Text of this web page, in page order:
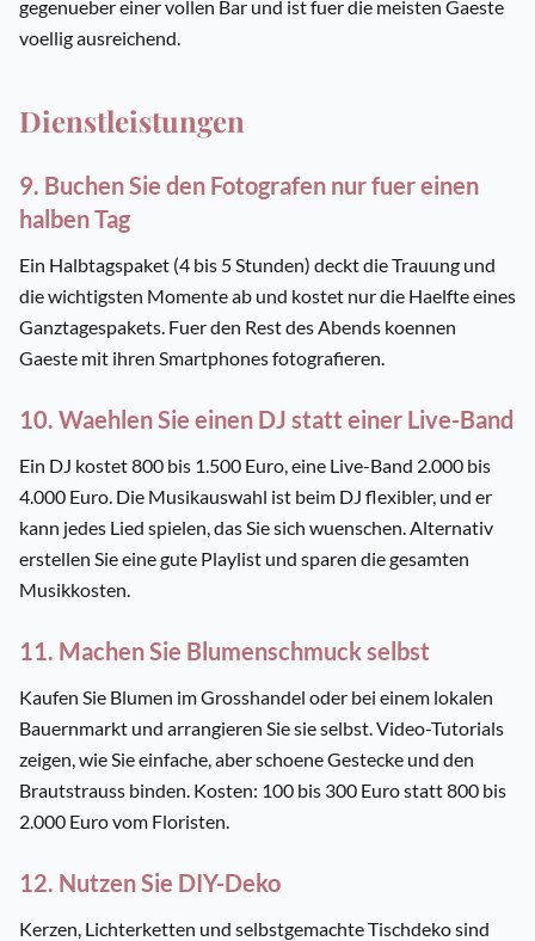
gegenueber einer vollen Bar und ist fuer die meisten Gaeste
voellig ausreichend.
Dienstleistungen
9. Buchen Sie den Fotografen nur fuer einen
halben Tag
Ein Halbtagspaket (4 bis 5 Stunden) deckt die Trauung und
die wichtigsten Momente ab und kostet nur die Haelfte eines
Ganztagespakets. Fuer den Rest des Abends koennen
Gaeste mit ihren Smartphones fotografieren.
10. Waehlen Sie einen DJ statt einer Live-Band
Ein DJ kostet 800 bis 1.500 Euro, eine Live-Band 2.000 bis
4.000 Euro. Die Musikauswahl ist beim DJ flexibler, und er
kann jedes Lied spielen, das Sie sich wuenschen. Alternativ
erstellen Sie eine gute Playlist und sparen die gesamten
Musikkosten.
11. Machen Sie Blumenschmuck selbst
Kaufen Sie Blumen im Grosshandel oder bei einem lokalen
Bauernmarkt und arrangieren Sie sie selbst. Video-Tutorials
zeigen, wie Sie einfache, aber schoene Gestecke und den
Brautstrauss binden. Kosten: 100 bis 300 Euro statt 800 bis
2.000 Euro vom Floristen.
12. Nutzen Sie DIY-Deko
Kerzen, Lichterketten und selbstgemachte Tischdeko sind